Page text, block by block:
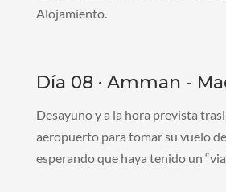
Alojamiento.
Día 08 · Amman -
Desayuno y a la hora prevista
aeropuerto para tomar su vuelo
esperando que haya tenido un